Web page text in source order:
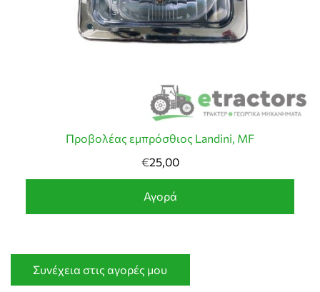
Προβολέας εμπρόσθιος Landini, MF
€25,00
Αγορά
Συνέχεια στις αγορές μου